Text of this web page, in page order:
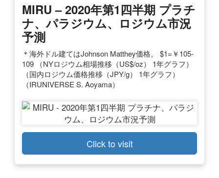
MIRU – 2020年第1四半期 プラチ
ナ、パラジウム、ロジウム市況
予測
＊海外ドル建てはJohnson Matthey価格。 $1=￥105-
109 （NYロジウム相場推移（US$/oz） 1年グラフ）
（国内ロジウム価格推移（JPY/g） 1年グラフ）
（IRUNIVERSE S. Aoyama）
Click to visit